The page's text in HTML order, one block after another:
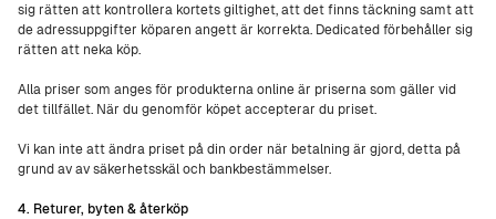
sig rätten att kontrollera kortets giltighet, att det finns täckning samt att
de adressuppgifter köparen angett är korrekta. Dedicated förbehåller sig
rätten att neka köp.
Alla priser som anges för produkterna online är priserna som gäller vid
det tillfället. När du genomför köpet accepterar du priset.
Vi kan inte att ändra priset på din order när betalning är gjord, detta på
grund av av säkerhetsskäl och bankbestämmelser.
4. Returer, byten & återköp